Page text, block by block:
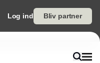
Log ind Bliv partner